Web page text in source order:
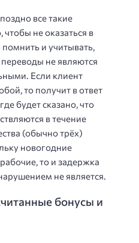
все такие
не оказаться в
и учитывать,
не являются
Если клиент
то получит в ответ
будет сказано, что
в течение
(обычно трёх)
новогодние
то и задержка
не является.
бонусы и